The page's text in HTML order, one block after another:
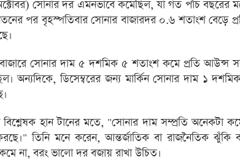
সোনার দর এমনভাবে কমেছিল, যা গত পাঁচ বছরের
পর বৃহস্পতিবার সোনার বাজারদর ০.৬ শতাংশ বেড়ে
সোনার দাম ৫ দশমিক ৫ শতাংশ কমে প্রতি আউন্স
অন্যদিকে, ডিসেম্বরের জন্য মার্কিন সোনার দাম ১
বিশ্লেষক হান টানের মতে, "সোনার দাম সম্প্রতি অনেকটা
তিনি মনে করেন, আন্তর্জাতিক বা রাজনৈতিক
না, বরং ভালো দর বজায় রাখা উচিত।